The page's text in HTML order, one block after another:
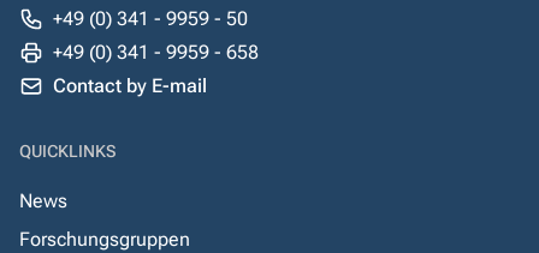
+49 (0) 341 - 9959 - 50
+49 (0) 341 - 9959 - 658
Contact by E-mail
QUICKLINKS
News
Forschungsgruppen